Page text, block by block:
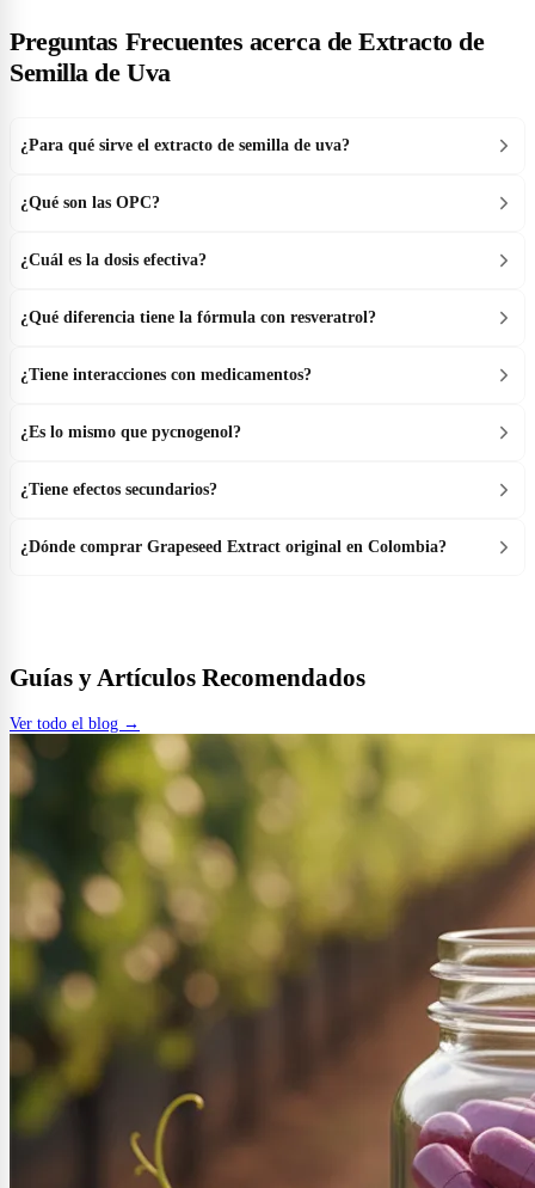
Preguntas Frecuentes acerca de Extracto de
Semilla de Uva
¿Para qué sirve el extracto de semilla de uva?
¿Qué son las OPC?
¿Cuál es la dosis efectiva?
¿Qué diferencia tiene la fórmula con resveratrol?
¿Tiene interacciones con medicamentos?
¿Es lo mismo que pycnogenol?
¿Tiene efectos secundarios?
¿Dónde comprar Grapeseed Extract original en Colombia?
Guías y Artículos Recomendados
Ver todo el blog →